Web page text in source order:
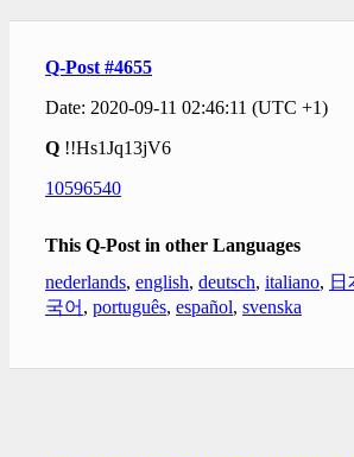
Q-Post #4655
Date: 2020-09-11 02:46:11 (UTC +1)
Q !!Hs1Jq13jV6
10596540
This Q-Post in other Languages
nederlands, english, deutsch, italiano, 日
국어 , português, español, svenska